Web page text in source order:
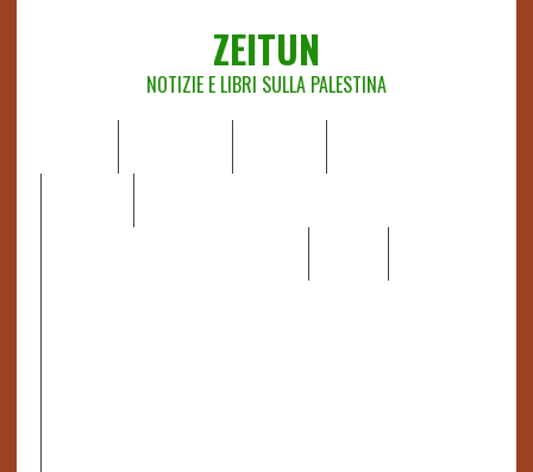
ZEITUN
NOTIZIE E LIBRI SULLA PALESTINA